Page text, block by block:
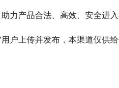
力产品合法、高效、安全进
上传并发布，本渠道仅供给